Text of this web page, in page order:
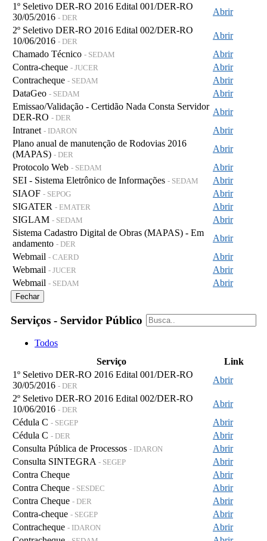
1º Seletivo DER-RO 2016 Edital 001/DER-RO
30/05/2016 - DER
Abrir
2º Seletivo DER-RO 2016 Edital 002/DER-RO
10/06/2016 - DER
Abrir
Chamado Técnico - SEDAM
Abrir
Contra-cheque - JUCER
Abrir
Contracheque - SEDAM
Abrir
DataGeo - SEDAM
Abrir
Emissao/Validação - Certidão Nada Consta Servidor
DER-RO - DER
Abrir
Intranet - IDARON
Abrir
Plano anual de manutenção de Rodovias 2016
(MAPAS) - DER
Abrir
Protocolo Web - SEDAM
Abrir
SEI - Sistema Eletrônico de Informações - SEDAM
Abrir
SIAOF - SEPOG
Abrir
SIGATER - EMATER
Abrir
SIGLAM - SEDAM
Abrir
Sistema Cadastro Digital de Obras (MAPAS) - Em
andamento - DER
Abrir
Webmail - CAERD
Abrir
Webmail - JUCER
Abrir
Webmail - SEDAM Abrir
Fechar
Serviços - Servidor Público
Todos
Serviço
Link
1º Seletivo DER-RO 2016 Edital 001/DER-RO
30/05/2016 - DER
Abrir
2º Seletivo DER-RO 2016 Edital 002/DER-RO
10/06/2016 - DER
Abrir
Cédula C - SEGEP
Abrir
Cédula C - DER
Abrir
Consulta Pública de Processos - IDARON
Abrir
Consulta SINTEGRA - SEGEP
Abrir
Contra Cheque
Abrir
Contra Cheque - SESDEC
Abrir
Contra Cheque - DER
Abrir
Contra-cheque - SEGEP
Abrir
Contracheque - IDARON
Abrir